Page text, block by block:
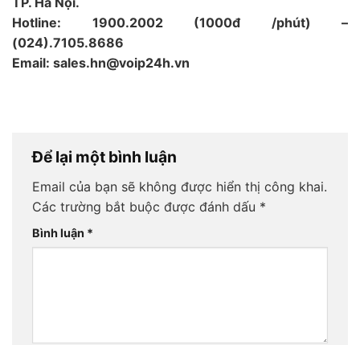
Hotline: 1900.2002 (1000đ /phút) –
(024).7105.8686
Email: sales.hn@voip24h.vn
Để lại một bình luận
Email của bạn sẽ không được hiển thị công khai.
Các trường bắt buộc được đánh dấu *
Bình luận *